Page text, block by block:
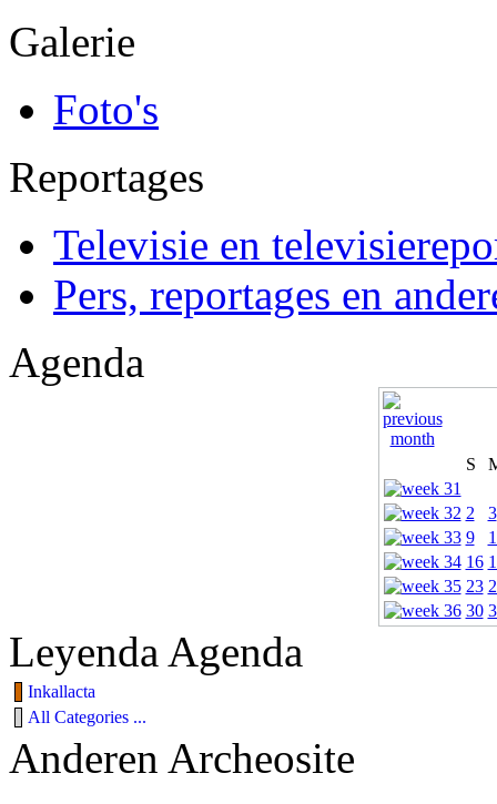
Galerie
Foto's
Reportages
Televisie en
Pers, reportages en
Agenda
S
2
3
9
16
23
30
Leyenda Agenda
Inkallacta
All Categories ...
Anderen Archeosite